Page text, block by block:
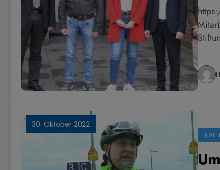
30. Oktober 2022